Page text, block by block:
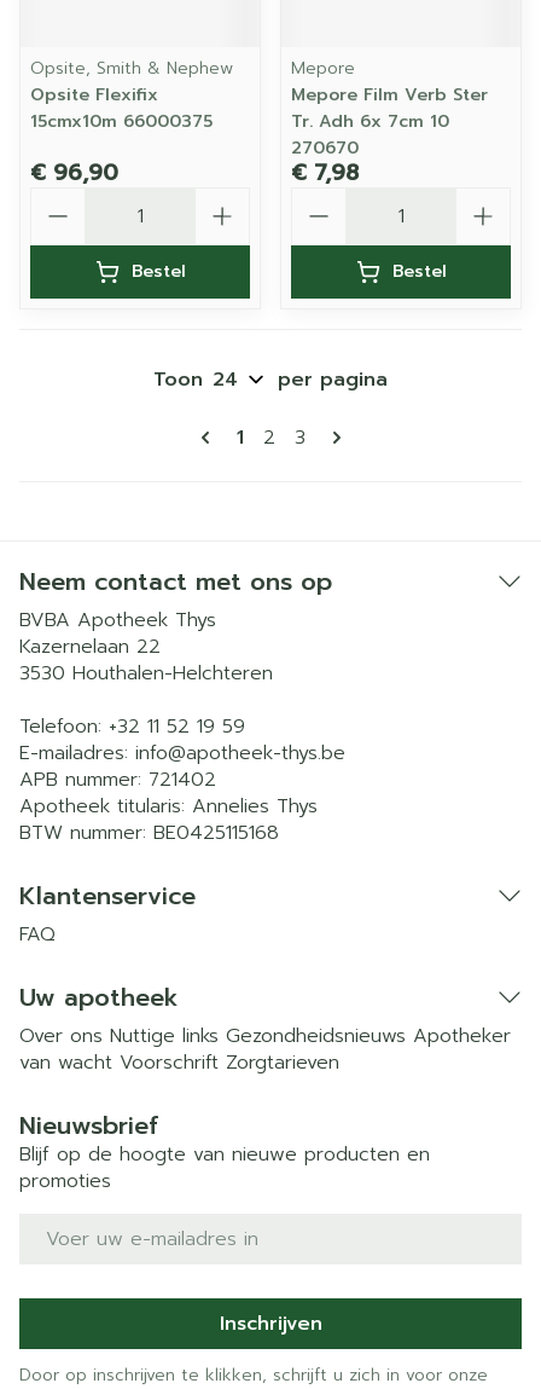
Opsite, Smith & Nephew
Opsite Flexifix
15cmx10m 66000375
€ 96,90
Bestel
Mepore
Mepore Film Verb Ster
Tr. Adh 6x 7cm 10
270670
€ 7,98
Bestel
Pagina's
U lees momenteel pagina
1 Pagina
2 Pagina
3
Toon per pagina
Neem contact met ons op
BVBA Apotheek Thys
Kazernelaan 22
3530 Houthalen-Helchteren
Telefoon: +32 11 52 19 59
E-mailadres: info@apotheek-thys.be
APB nummer: 721402
Apotheek titularis: Annelies Thys
BTW nummer: BE0425115168
Klantenservice
FAQ
Uw apotheek
Over ons Nuttige links Gezondheidsnieuws Apotheker
van wacht Voorschrift Zorgtarieven
Nieuwsbrief
Blijf op de hoogte van nieuwe producten en
promoties
E-mail adres
Inschrijven
Door op inschrijven te klikken, schrijft u zich in voor onze